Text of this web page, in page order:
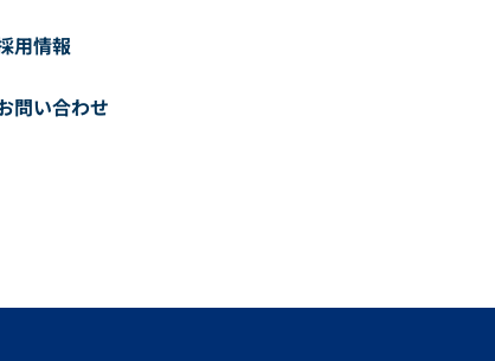
用情報
問い合わせ